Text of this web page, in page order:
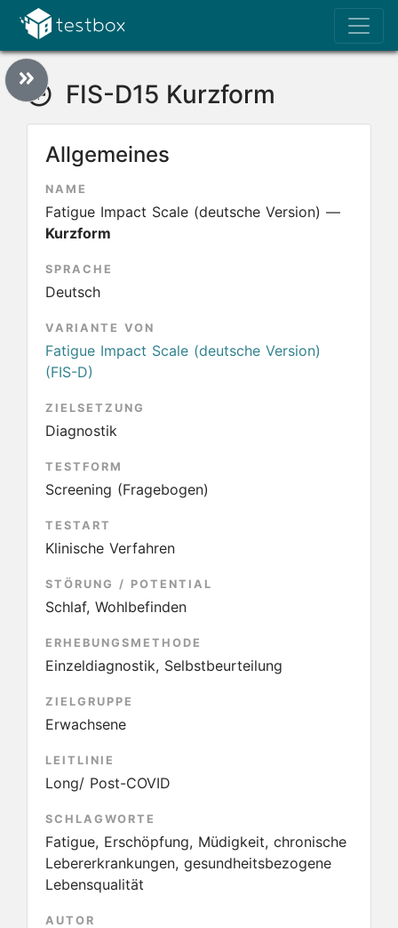
FIS-D15 Kurzform
Allgemeines
NAME
Fatigue Impact Scale (deutsche Version) —
Kurzform
SPRACHE
Deutsch
VARIANTE VON
Fatigue Impact Scale (deutsche Version)
(FIS-D)
ZIELSETZUNG
Diagnostik
TESTFORM
Screening (Fragebogen)
TESTART
Klinische Verfahren
STÖRUNG / POTENTIAL
Schlaf, Wohlbefinden
ERHEBUNGSMETHODE
Einzeldiagnostik, Selbstbeurteilung
ZIELGRUPPE
Erwachsene
LEITLINIE
Long/ Post-COVID
SCHLAGWORTE
Fatigue, Erschöpfung, Müdigkeit, chronische
Lebererkrankungen, gesundheitsbezogene
Lebensqualität
AUTOR